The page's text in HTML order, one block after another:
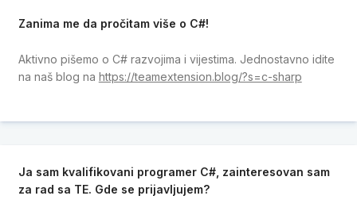
Zanima me da pročitam više o C#!
Aktivno pišemo o C# razvojima i vijestima. Jednostavno idite
na naš blog na https://teamextension.blog/?s=c-sharp
Ja sam kvalifikovani programer C#, zainteresovan sam
za rad sa TE. Gde se prijavljujem?